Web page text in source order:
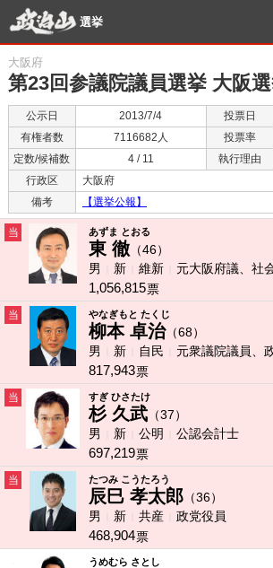
選挙
大阪府
第23回参議院議員選挙 大阪
公示日 2013/7/4 投票日
有権者数
7116682人 投票率
定数/候補数
4 / 11 執行理由
行政区
大阪府
備考
【選挙公報】
当 あずま とおる
東 徹 （46）
男
新 維新 元大阪府議、社
1,056,815票
当 やなぎもと たくじ
柳本 卓治（68）
男
新 自民 元衆議院議員、
817,943票
当 すぎ ひさたけ
杉 久武 （37）
男
新 公明 公認会計士
697,219票
当 たつみ こうたろう
辰巳 孝太郎 （36）
男
新 共産 政党役員
468,904票
うめむら さとし